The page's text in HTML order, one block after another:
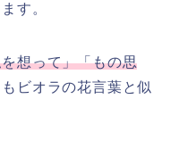
す。
想って」「もの思
ビオラの花言葉と似